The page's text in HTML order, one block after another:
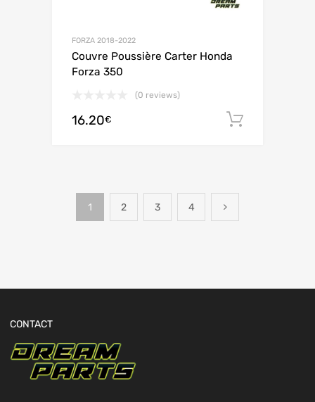
FORZA 2018-2022
Couvre Poussière Carter Honda
Forza 350
(0 reviews)
16.20€
1 2 3 4
CONTACT